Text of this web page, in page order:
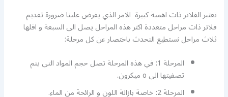
تعتبر الفلاتر ذات اهمية كبيرة الامر الذي يفرض علينا ضرورة تقديم
فلاتر ذات مراحل متعددة اكثر هذه المراحل يصل الى السبعة و اقلها
ثلاث مراحل نستطيع التحدث باختصار عن كل مرحلة:
المرحلة 1: في هذه المرحلة تصل حجم المواد التي يتم
تصفيتها الى ٥ ميكرون.
المرحلة 2: خاصة بازالة اللون و الرائحة من الماء.